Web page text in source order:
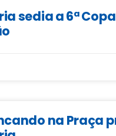
sedia a 6ª
na Praça